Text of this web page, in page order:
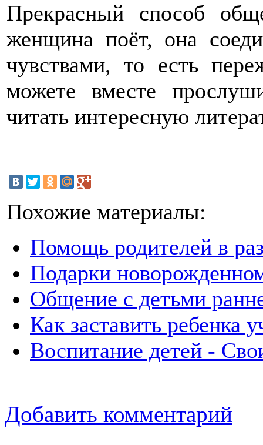
Прекрасный способ
женщина поёт, она
чувствами, то есть
можете вместе
читать интересную
Похожие материалы:
Помощь родителей в
Подарки
Общение с детьми
Как заставить ребенка
Воспитание детей -
Добавить комментарий